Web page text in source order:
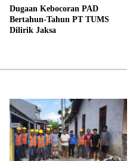
Dugaan Kebocoran PAD
Bertahun-Tahun PT TUMS
Dilirik Jaksa